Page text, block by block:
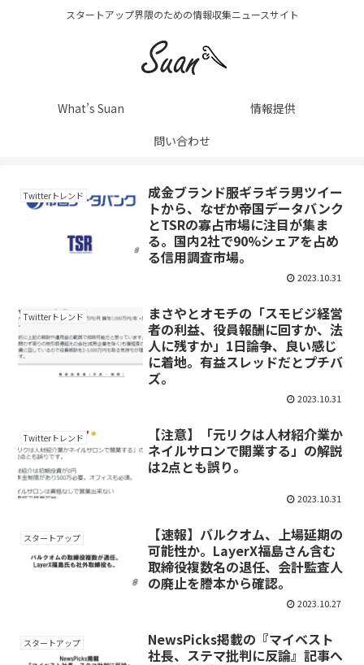
スタートアップ界隈のための情報収集ニュースサイト
What’s Suan
情報提供
問い合わせ
Twitterトレンド
成金ブランド服ギラギラ男ツイー
トから、なぜか帝国データバンク
とTSRの寡占市場に注目が集ま
る。国内2社で90%シェアを占め
る信用調査市場。
2023.10.31
Twitterトレンド
まさやとオモチの「スモビジ経営
者の利益、役員報酬に回すか、法
人に残すか」1日論争、良い感じ
に着地。有益スレッドだとプチバ
ズ。
2023.10.31
Twitterトレンド
【注意】「元リクは人材紹介業か
ネイルサロンで開業する」の解説
は2点とも誤り。
2023.10.31
スタートアップ
【速報】バルクオム、上場延期の
可能性か。LayerX福島さん含む
取締役複数名の退任、会計監査人
の廃止を謄本から確認。
2023.10.27
スタートアップ
NewsPicks掲載の『マイベスト
社長、ステマ批判に反論』記事へ